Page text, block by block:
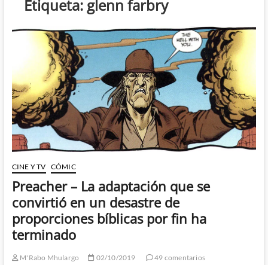
Etiqueta: glenn farbry
CINE Y TV CÓMIC
Preacher – La adaptación que se
convirtió en un desastre de
proporciones bíblicas por fin ha
terminado
M'Rabo Mhulargo 02/10/2019
49 comentarios